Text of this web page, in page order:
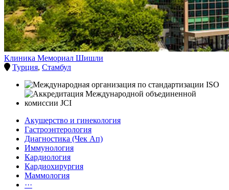
Клиника Мемориал Шишли
Турция, Стамбул
Акушерство и гинекология
Гастроэнтерология
Диагностика (Чек Ап)
Иммунология
Кардиология
Кардиохирургия
Маммология
···